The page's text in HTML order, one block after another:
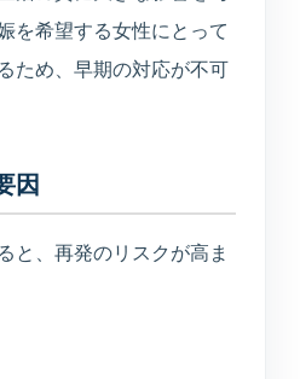
を希望する女性にとって
ため、早期の対応が不可
因
と、再発のリスクが高ま